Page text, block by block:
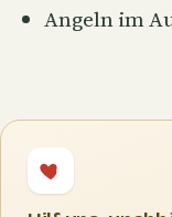
Angeln im